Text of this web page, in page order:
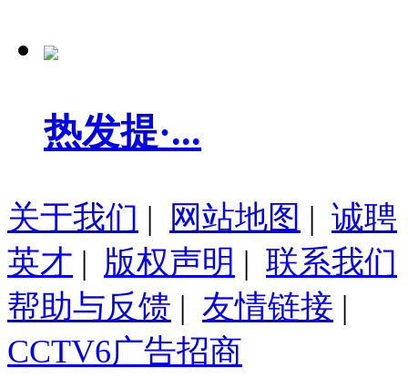
热发提·...
关于我们 | 网站地图 | 诚聘
英才 | 版权声明 | 联系我们
帮助与反馈 | 友情链接 |
CCTV6广告招商